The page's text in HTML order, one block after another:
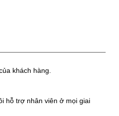
khách hàng.
hỗ trợ nhân viên ở mọi giai